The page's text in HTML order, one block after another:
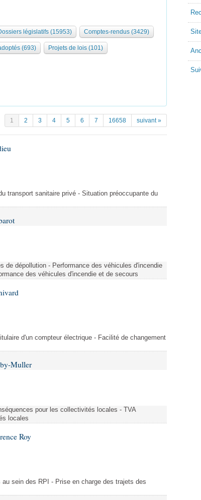
législatifs (15953) Comptes-rendus (3429)
(693) Projets de lois (101)
1 2 3 4 5 6 7 16658 suivant »
transport sanitaire privé - Situation préoccupante du
de dépollution - Performance des véhicules d'incendie
des véhicules d'incendie et de secours
d'un compteur électrique - Facilité de changement
Muller
pour les collectivités locales - TVA
locales
Roy
sein des RPI - Prise en charge des trajets des